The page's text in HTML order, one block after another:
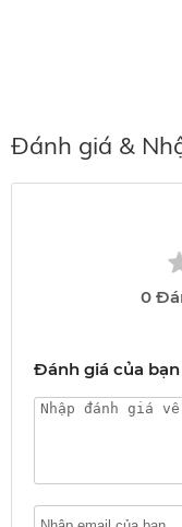
Đánh giá &
0
Đánh giá của bạn